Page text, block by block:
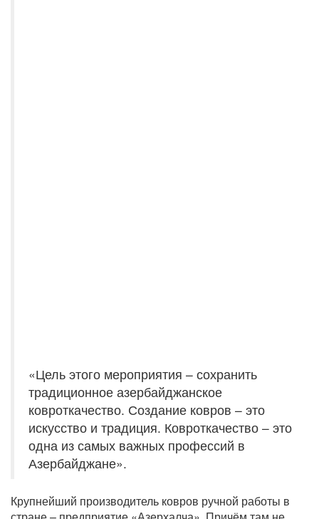
«Цель этого мероприятия – сохранить
традиционное азербайджанское
ковроткачество. Создание ковров – это
искусство и традиция. Ковроткачество – это
одна из самых важных профессий в
Азербайджане».
Крупнейший производитель ковров ручной работы в